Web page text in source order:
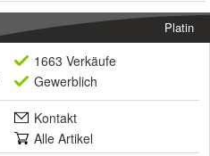
Platin
1663 Verkäufe
Gewerblich
Kontakt
Alle Artikel